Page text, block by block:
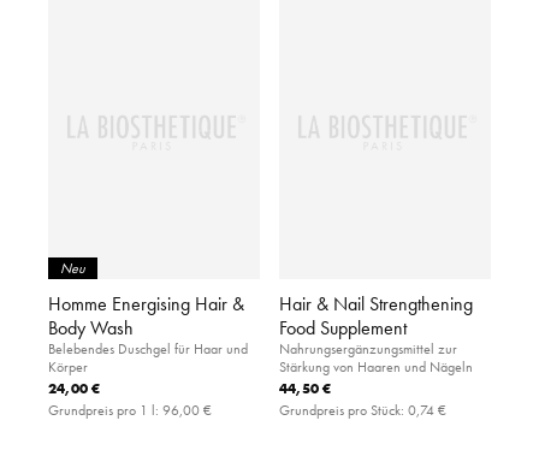
Neu
Homme Energising Hair &
Body Wash
Belebendes Duschgel für Haar und
Körper
24,00 €
Grundpreis pro 1 l: 96,00 €
Hair & Nail Strengthening
Food Supplement
Nahrungsergänzungsmittel zur
Stärkung von Haaren und Nägeln
44,50 €
Grundpreis pro Stück: 0,74 €